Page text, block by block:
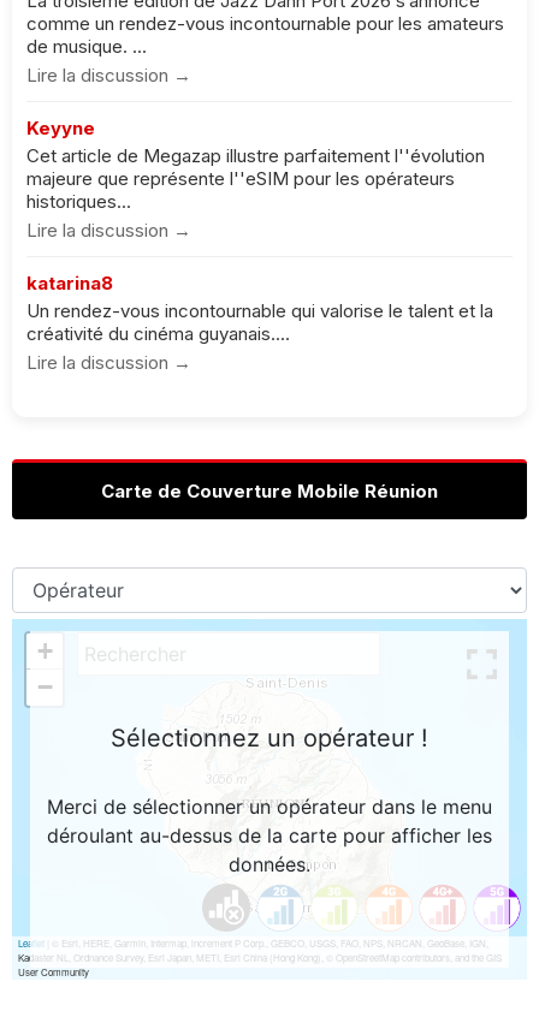
comme un rendez-vous incontournable pour les amateurs
de musique. ...
Lire la discussion →
Keyyne
Cet article de Megazap illustre parfaitement l''évolution
majeure que représente l''eSIM pour les opérateurs
historiques...
Lire la discussion →
katarina8
Un rendez-vous incontournable qui valorise le talent et la
créativité du cinéma guyanais....
Lire la discussion →
Carte de Couverture Mobile Réunion